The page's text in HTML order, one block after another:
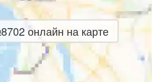
онлайн на карте